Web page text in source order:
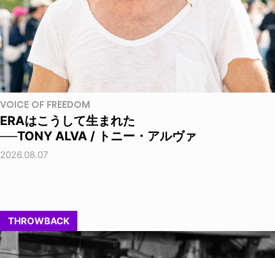
VOICE OF FREEDOM
ERAはこうして生まれた
──TONY ALVA / トニー・アルヴァ
2026.08.07
THROWBACK